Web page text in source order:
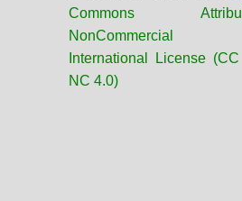
Commons
NonCommercial
International License
NC 4.0)